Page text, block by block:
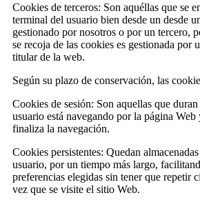
Cookies de terceros: Son aquéllas que se
terminal del usuario bien desde un desde
gestionado por nosotros o por un tercero,
se recoja de las cookies es gestionada por
titular de la web.
Según su plazo de conservación, las
Cookies de sesión: Son aquellas que
usuario está navegando por la página Web
finaliza la navegación.
Cookies persistentes: Quedan
usuario, por un tiempo más largo,
preferencias elegidas sin tener que repetir
vez que se visite el sitio Web.